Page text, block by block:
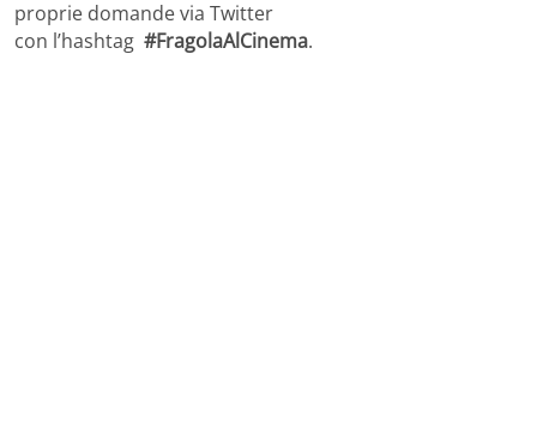
proprie domande via Twitter
con l’hashtag #FragolaAlCinema.